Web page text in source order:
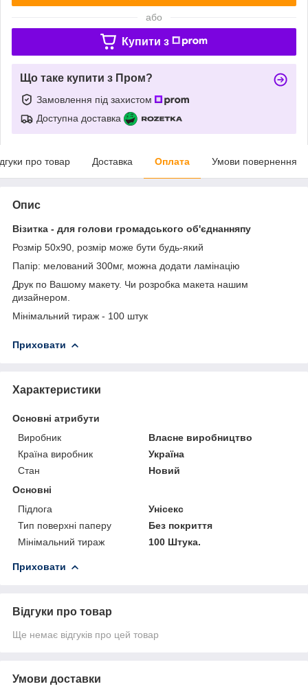
або
Купити з
Що таке купити з Пром?
Замовлення під захистом
Доступна доставка
про товар Доставка Оплата Умови повернення
Опис
Візитка - для голови громадського об'єднанняпу
Розмір 50х90, розмір може бути будь-який
Папір: мелований 300мг, можна додати ламінацію
Друк по Вашому макету. Чи розробка макета нашим
дизайнером.
Мінімальний тираж - 100 штук
Приховати
Характеристики
Основні атрибути
Виробник
Власне виробництво
Країна виробник
Україна
Стан
Новий
Основні
Підлога
Унісекс
Тип поверхні паперу
Без покриття
Мінімальний тираж
100 Штука.
Приховати
Відгуки про товар
Ще немає відгуків про цей товар
Умови доставки